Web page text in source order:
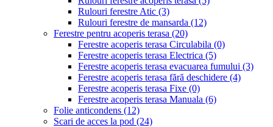
Rulouri ferestre Atic (3)
Rulouri ferestre de mansarda (12)
Ferestre pentru acoperis terasa (20)
Ferestre acoperis terasa Circulabila (0)
Ferestre acoperis terasa Electrica (5)
Ferestre acoperis terasa evacuarea fumului (3)
Ferestre acoperis terasa fără deschidere (4)
Ferestre acoperis terasa Fixe (0)
Ferestre acoperis terasa Manuala (6)
Folie anticondens (12)
Scari de acces la pod (24)